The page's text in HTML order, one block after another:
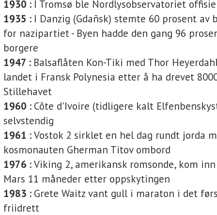
1930 : I Tromsø ble Nordlysobser­vatoriet
1935 : I Danzig (Gdañsk) stemte 60 prosent av
for nazipartiet - Byen hadde den gang 96
borgere
1947 : Balsaflåten Kon-Tiki med Thor
lan­det i Fransk Polynesia etter å ha drevet
Stillehavet
1960 : Côte d'Ivoire (tidligere kalt
selvstendig
1961 :Vostok 2 sirklet en hel dag rundt jorda
kosmonauten Gherman Titov ombord
1976 :Viking 2, amerikansk rom­sonde, kom
Mars 11 måneder etter oppskytingen
1983 : Grete Waitz vant gull i maraton i det
friidrett